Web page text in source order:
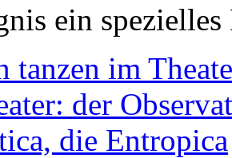
ein
tanzen im
der
die Entropica